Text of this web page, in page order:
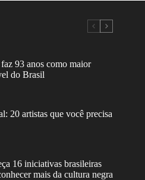
93 anos como maior
do Brasil
20 artistas que você precisa
16 iniciativas brasileiras
mais da cultura negra